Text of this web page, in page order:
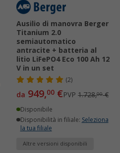
Ausilio di manovra Berger
Titanium 2.0
semiautomatico
antracite + batteria al
litio LiFePO4 Eco 100 Ah 12
V in un set
(2)
da 949,00 €PVP 1.728,00€
Disponibile
Disponibilità in filiale: Seleziona
la tua filiale
Altre versioni disponibili